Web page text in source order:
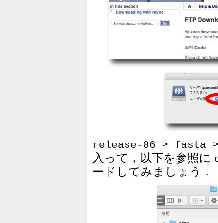
release-86 > fasta
入って，以下を参照に
ードしてみましょう．